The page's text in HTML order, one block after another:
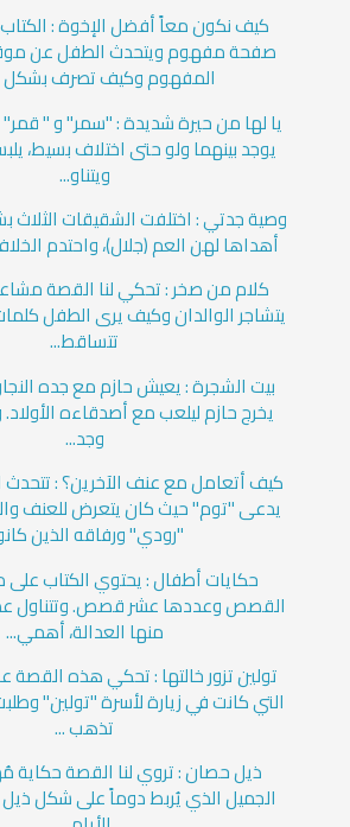
كيف نكون معاً أفضل الإخوة :
صفحة مفهوم ويتحدث الطفل عن
المفهوم وكيف تصرف بشكل
يا لها من حيرة شديدة : "سمر" و " قمر"
يوجد بينهما ولو حتى اختلاف بسيط،
ويتناو...
وصية جدتي : اختلفت الشقيقات الثلاث
أهداها لهن العم (جلال)، واحتدم
كلام من صخر : تحكي لنا القصة
يتشاجر الوالدان وكيف يرى الطفل
تتساقط...
بيت الشجرة : يعيش حازم مع جده
يخرج حازم ليلعب مع أصدقاءه
وجد...
كيف أتعامل مع عنف الآخرين؟ :
يدعى "توم" حيث كان يتعرض للعنف
"رودي" ورفاقه الذين
حكايات أطفال : يحتوي الكتاب
القصص وعددها عشر قصص. وتتناول
منها العدالة، أهمي...
تولين تزور خالتها : تحكي هذه القصة
التي كانت في زيارة لأسرة "تولين"
تذهب ...
ذيل حصان : تروي لنا القصة حكاية
الجميل الذي يُربط دوماً على شكل